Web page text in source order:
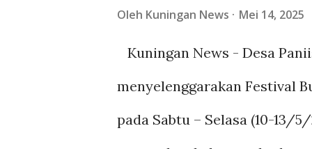
area proyek wisata Arunika
Dulu terjadi pas bulan
kedua kalinya ini lebih
merasakannya setelah
Oleh Kuningan News Mei 14, 2025
Kuningan News - Desa
menyelenggarakan Festival
pada Sabtu – Selasa (10-13/